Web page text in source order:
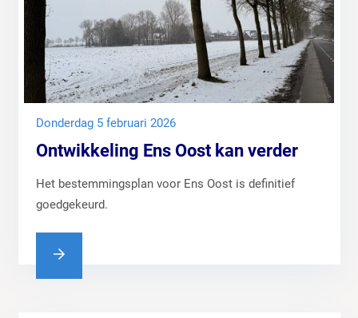
donderdag 5 februari 2026
Ontwikkeling Ens Oost kan verder
Het bestemmingsplan voor Ens Oost is definitief
goedgekeurd.